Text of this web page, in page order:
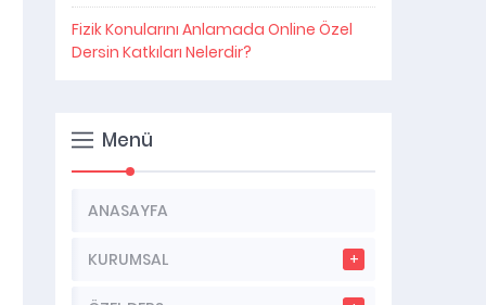
Fizik Konularını Anlamada Online Özel
Dersin Katkıları Nelerdir?
Menü
ANASAYFA
KURUMSAL